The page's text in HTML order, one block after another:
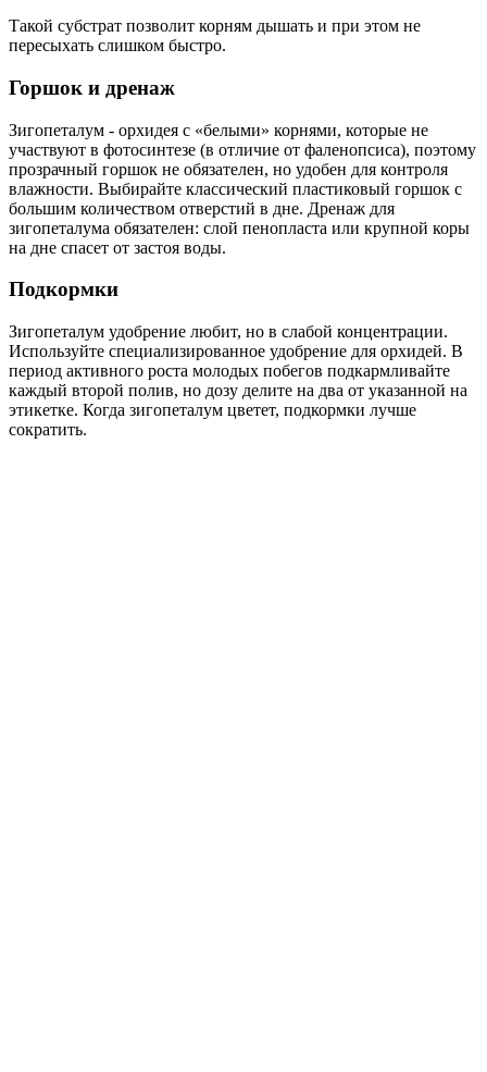
Такой субстрат позволит корням дышать и при этом не
пересыхать слишком быстро.
Горшок и дренаж
Зигопеталум - орхидея с «белыми» корнями, которые не
участвуют в фотосинтезе (в отличие от фаленопсиса), поэтому
прозрачный горшок не обязателен, но удобен для контроля
влажности. Выбирайте классический пластиковый горшок с
большим количеством отверстий в дне. Дренаж для
зигопеталума обязателен: слой пенопласта или крупной коры
на дне спасет от застоя воды.
Подкормки
Зигопеталум удобрение любит, но в слабой концентрации.
Используйте специализированное удобрение для орхидей. В
период активного роста молодых побегов подкармливайте
каждый второй полив, но дозу делите на два от указанной на
этикетке. Когда зигопеталум цветет, подкормки лучше
сократить.